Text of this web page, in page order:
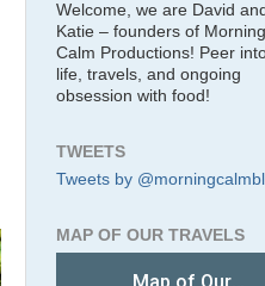
Welcome, we are David and
Katie – founders of Morning
Calm Productions! Peer
life, travels, and ongoing
obsession with food!
TWEETS
Tweets by
MAP OF OUR TRAVELS